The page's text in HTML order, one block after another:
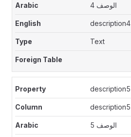
الوصف 4
description4
Text
description5
description5
الوصف 5